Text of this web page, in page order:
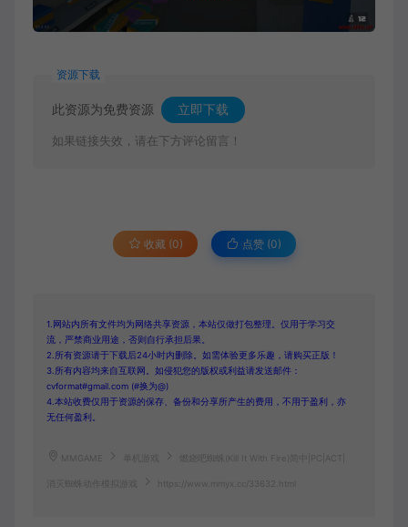
资源下载
此资源为免费资源 立即下载
如果链接失效，请在下方评论留言！
收藏 (0) 点赞 (0)
1.网站内所有文件均为网络共享资源，本站仅做打包整理。仅用于学习交
流，严禁商业用途，否则自行承担后果。
2.所有资源请于下载后24小时内删除。如需体验更多乐趣，请购买正版！
3.所有内容均来自互联网。如侵犯您的版权或利益请发送邮件：
cvformat#gmail.com (#换为@)
4.本站收费仅用于资源的保存、备份和分享所产生的费用，不用于盈利，亦
无任何盈利。
MMGAME 燃烧吧蜘蛛(Kill It With Fire)简中|PC|ACT|
消灭蜘蛛动作模拟游戏 https://www.mmyx.cc/33632.html